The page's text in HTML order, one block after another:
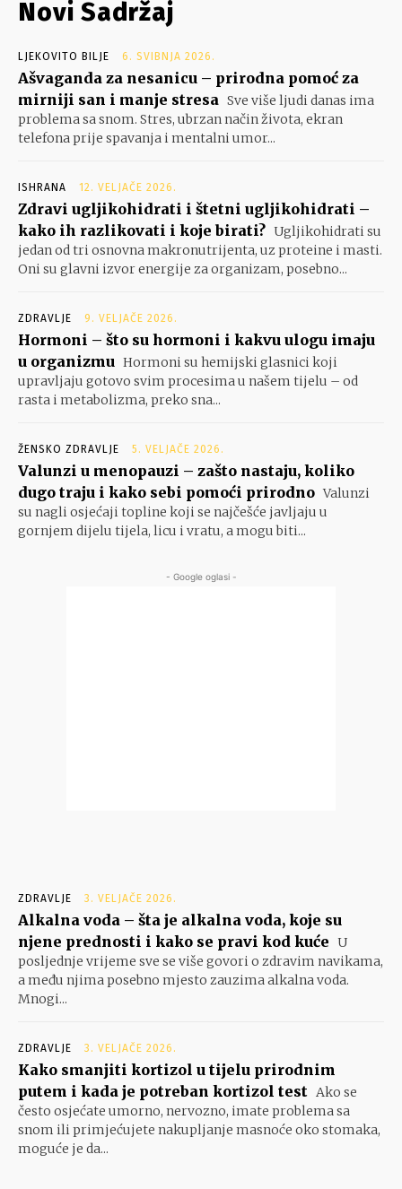
Novi Sadržaj
LJEKOVITO BILJE 6. SVIBNJA 2026.
Ašvaganda za nesanicu – prirodna pomoć za
mirniji san i manje stresa Sve više ljudi danas ima
problema sa snom. Stres, ubrzan način života, ekran
telefona prije spavanja i mentalni umor...
ISHRANA 12. VELJAČE 2026.
Zdravi ugljikohidrati i štetni ugljikohidrati –
kako ih razlikovati i koje birati? Ugljikohidrati su
jedan od tri osnovna makronutrijenta, uz proteine i masti.
Oni su glavni izvor energije za organizam, posebno...
ZDRAVLJE 9. VELJAČE 2026.
Hormoni – što su hormoni i kakvu ulogu imaju
u organizmu Hormoni su hemijski glasnici koji
upravljaju gotovo svim procesima u našem tijelu – od
rasta i metabolizma, preko sna...
ŽENSKO ZDRAVLJE 5. VELJAČE 2026.
Valunzi u menopauzi – zašto nastaju, koliko
dugo traju i kako sebi pomoći prirodno Valunzi
su nagli osjećaji topline koji se najčešće javljaju u
gornjem dijelu tijela, licu i vratu, a mogu biti...
- Google oglasi -
ZDRAVLJE 3. VELJAČE 2026.
Alkalna voda – šta je alkalna voda, koje su
njene prednosti i kako se pravi kod kuće U
posljednje vrijeme sve se više govori o zdravim navikama,
a među njima posebno mjesto zauzima alkalna voda.
Mnogi...
ZDRAVLJE 3. VELJAČE 2026.
Kako smanjiti kortizol u tijelu prirodnim
putem i kada je potreban kortizol test Ako se
često osjećate umorno, nervozno, imate problema sa
snom ili primjećujete nakupljanje masnoće oko stomaka,
moguće je da...